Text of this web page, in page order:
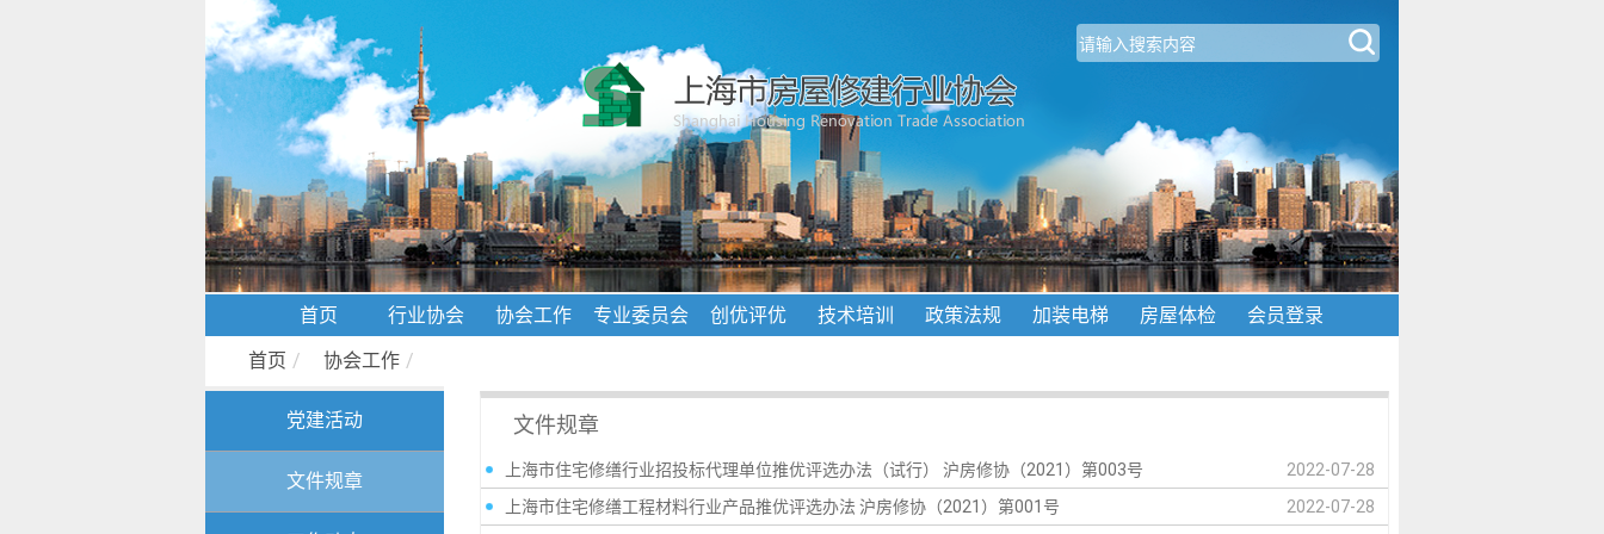
首页 行业协会 协会工作 专业委员会 创优评优 技术培训 政策法规 加装电梯 房屋体检
会员登录
首页 / 协会工作 /
党建活动
文件规章
文件规章
上海市住宅修缮行业招投标代理单位推优评选办法（试行） 沪房修协（2021）第003号
2022-07-28
上海市住宅修缮工程材料行业产品推优评选办法 沪房修协（2021）第001号
2022-07-28